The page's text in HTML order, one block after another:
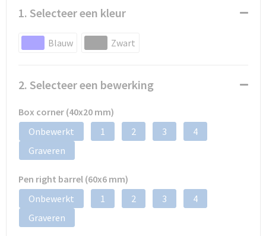
1. Selecteer een kleur
Blauw Zwart
2. Selecteer een bewerking
Box corner (40x20 mm)
Onbewerkt
1 2 3
4
Graveren
Pen right barrel (60x6 mm)
Onbewerkt
1 2 3
4
Graveren